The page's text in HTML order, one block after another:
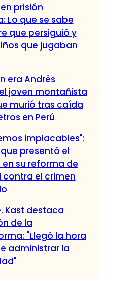
prisión
Lo que se sabe
que persiguió y
que jugaban
era Andrés
joven montañista
murió tras caída
en Perú
implacables":
presentó el
en su reforma de
contra el crimen
Kast destaca
de la
"Llegó la hora
administrar la